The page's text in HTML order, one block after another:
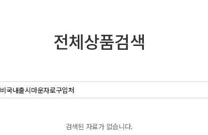
전체상품검색
검색된 자료가 없습니다.